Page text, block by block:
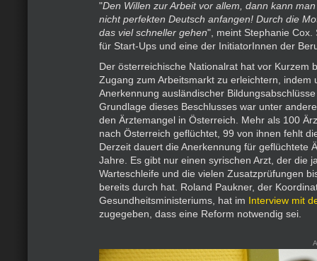
"Den Willen zur Arbeit vor allem, dann kann
nicht perfekten Deutsch anfangen! Durch die
das viel schneller gehen", meint Stephanie Cox.
für Start-Ups und eine der InitiatorInnen der
Der österreichische Nationalrat hat vor Kurzem
Zugang zum Arbeitsmarkt zu erleichtern, indem
Anerkennung ausländischer
Grundlage dieses Beschlusses war unter
den Ärztemangel in Österreich. Mehr als 100
nach Österreich geflüchtet, 99 von ihnen fehlt
Derzeit dauert die Anerkennung für geflüchtete
Jahre. Es gibt nur einen syrischen Arzt, der die
Warteschleife und die vielen Zusatzprüfungen
bereits durch hat. Roland Paukner, der
Gesundheitsministeriums, hat im Interview mit
zugegeben, dass eine Reform notwendig sei.